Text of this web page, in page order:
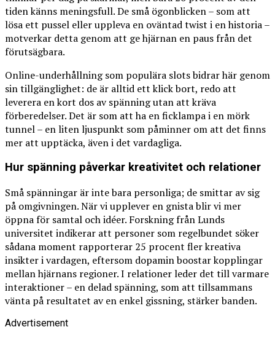
tiden känns meningsfull. De små ögonblicken – som att
lösa ett pussel eller uppleva en oväntad twist i en historia –
motverkar detta genom att ge hjärnan en paus från det
förutsägbara.
Online-underhållning som populära slots bidrar här genom
sin tillgänglighet: de är alltid ett klick bort, redo att
leverera en kort dos av spänning utan att kräva
förberedelser. Det är som att ha en ficklampa i en mörk
tunnel – en liten ljuspunkt som påminner om att det finns
mer att upptäcka, även i det vardagliga.
Hur spänning påverkar kreativitet och relationer
Små spänningar är inte bara personliga; de smittar av sig
på omgivningen. När vi upplever en gnista blir vi mer
öppna för samtal och idéer. Forskning från Lunds
universitet indikerar att personer som regelbundet söker
sådana moment rapporterar 25 procent fler kreativa
insikter i vardagen, eftersom dopamin boostar kopplingar
mellan hjärnans regioner. I relationer leder det till varmare
interaktioner – en delad spänning, som att tillsammans
vänta på resultatet av en enkel gissning, stärker banden.
Advertisement